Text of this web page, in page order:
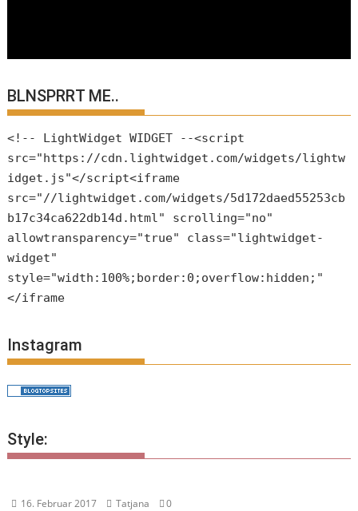
BLNSPRRT ME..
<!-- LightWidget WIDGET --<script
src="https://cdn.lightwidget.com/widgets/lightw
idget.js"</script<iframe
src="//lightwidget.com/widgets/5d172daed55253cb
b17c34ca622db14d.html" scrolling="no"
allowtransparency="true" class="lightwidget-
widget"
style="width:100%;border:0;overflow:hidden;"
</iframe
Instagram
Style:
16. Februar 2017 Tatjana 0